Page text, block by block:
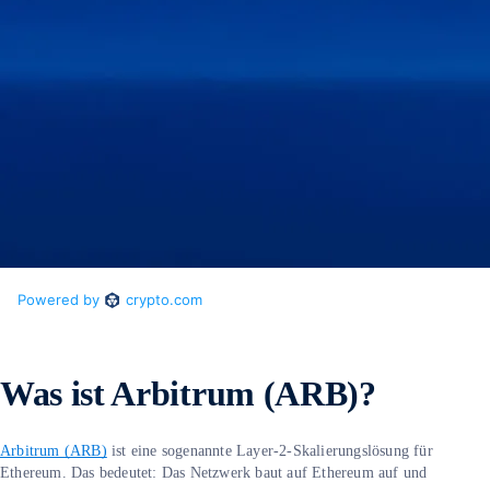
Was ist Arbitrum (ARB)?
Arbitrum (ARB) ist eine sogenannte Layer-2-Skalierungslösung für
Ethereum. Das bedeutet: Das Netzwerk baut auf Ethereum auf und